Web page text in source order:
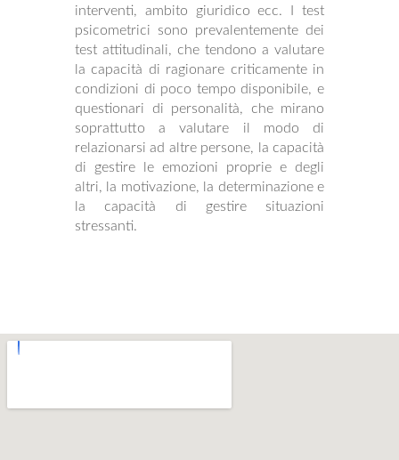
interventi, ambito giuridico ecc. I test
psicometrici sono prevalentemente dei
test attitudinali, che tendono a valutare
la capacità di ragionare criticamente in
condizioni di poco tempo disponibile, e
questionari di personalità, che mirano
soprattutto a valutare il modo di
relazionarsi ad altre persone, la capacità
di gestire le emozioni proprie e degli
altri, la motivazione, la determinazione e
la capacità di gestire situazioni
stressanti.